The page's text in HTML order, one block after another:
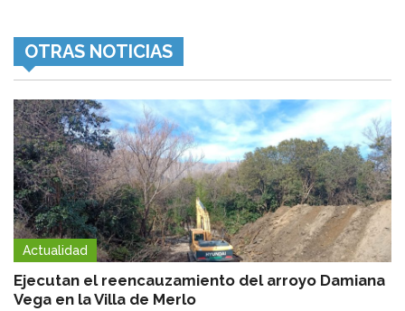
OTRAS NOTICIAS
Actualidad
Ejecutan el reencauzamiento del arroyo Damiana
Vega en la Villa de Merlo